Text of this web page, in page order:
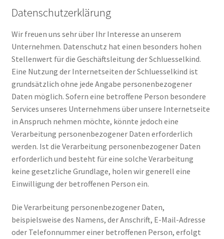
Warenkorb
News
Neu!! Öffnungszeiten
Impressum
öffnen
Datenschutz
Widerrufsrecht
AGBs
Datenschutzerklärung
Wir freuen uns sehr über Ihr Interesse an unserem
Unternehmen. Datenschutz hat einen besonders hohen
Stellenwert für die Geschäftsleitung der Schluesselkind.
Eine Nutzung der Internetseiten der Schluesselkind ist
grundsätzlich ohne jede Angabe personenbezogener
Daten möglich. Sofern eine betroffene Person besondere
Services unseres Unternehmens über unsere Internetseite
in Anspruch nehmen möchte, könnte jedoch eine
Verarbeitung personenbezogener Daten erforderlich
werden. Ist die Verarbeitung personenbezogener Daten
erforderlich und besteht für eine solche Verarbeitung
keine gesetzliche Grundlage, holen wir generell eine
Einwilligung der betroffenen Person ein.
Die Verarbeitung personenbezogener Daten,
beispielsweise des Namens, der Anschrift, E-Mail-Adresse
oder Telefonnummer einer betroffenen Person, erfolgt